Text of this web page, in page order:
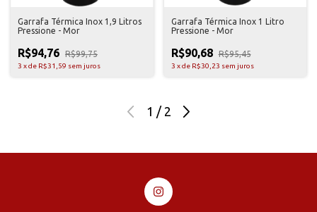
Garrafa Térmica Inox 1,9 Litros
Pressione - Mor
R$94,76 R$99,75
3 xde R$31,59 sem juros
Garrafa Térmica Inox 1 Litro
Pressione - Mor
R$90,68 R$95,45
3 xde R$30,23 sem juros
1 / 2